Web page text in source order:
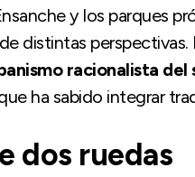
y los parques
distintas perspectivas.
racionalista del
ha sabido integrar
dos ruedas